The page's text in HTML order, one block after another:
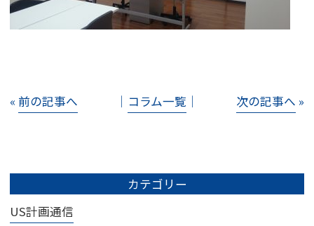
« 前の記事へ │ コラム一覧 │ 次の記事へ »
カテゴリー
US計画通信